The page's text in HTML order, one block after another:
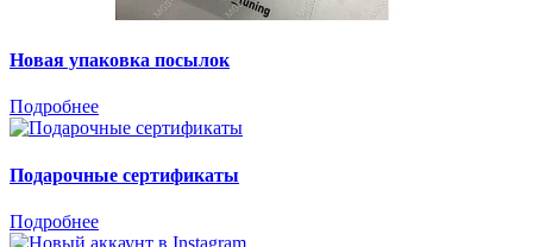
Новая упаковка посылок
Подробнее
Подарочные сертификаты
Подробнее